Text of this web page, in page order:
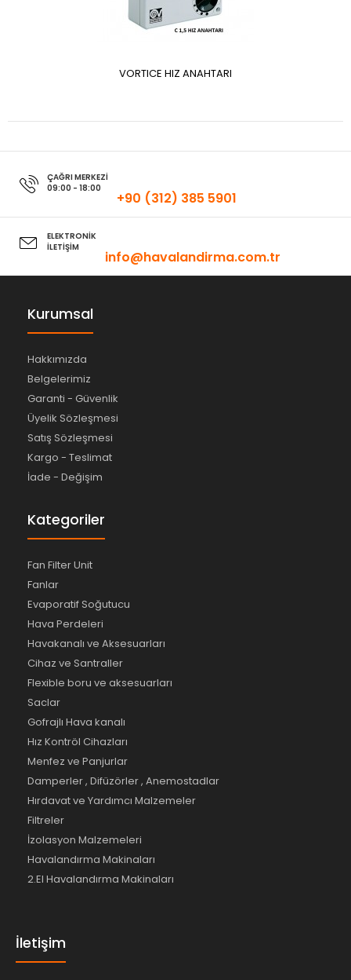
VORTICE HIZ ANAHTARI
ÇAĞRI MERKEZİ
09:00 - 18:00
+90 (312) 385 5901
ELEKTRONİK
İLETİŞİM
info@havalandirma.com.tr
Kurumsal
Hakkımızda
Belgelerimiz
Garanti - Güvenlik
Üyelik Sözleşmesi
Satış Sözleşmesi
Kargo - Teslimat
İade - Değişim
Kategoriler
Fan Filter Unit
Fanlar
Evaporatif Soğutucu
Hava Perdeleri
Havakanalı ve Aksesuarları
Cihaz ve Santraller
Flexible boru ve aksesuarları
Saclar
Gofrajlı Hava kanalı
Hız Kontröl Cihazları
Menfez ve Panjurlar
Damperler , Difüzörler , Anemostadlar
Hırdavat ve Yardımcı Malzemeler
Filtreler
İzolasyon Malzemeleri
Havalandırma Makinaları
2.El Havalandırma Makinaları
İletişim